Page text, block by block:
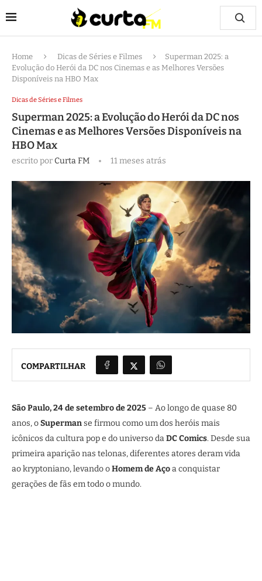
Home Dicas de Séries e Filmes
Superman 2025: a
Evolução do Herói da DC nos Cinemas e as Melhores Versões
Disponíveis na HBO Max
Dicas de Séries e Filmes
Superman 2025: a Evolução do Herói da DC nos
Cinemas e as Melhores Versões Disponíveis na
HBO Max
escrito porCurta FM 11 meses atrás
COMPARTILHAR
São Paulo, 24 de setembro de 2025 – Ao longo de quase 80
anos, oSupermanse firmou como um dos heróis mais
icônicos da cultura pop e do universo daDC Comics. Desde sua
primeira aparição nas telonas, diferentes atores deram vida
ao kryptoniano, levando oHomem de Açoa conquistar
gerações de fãs em todo o mundo.